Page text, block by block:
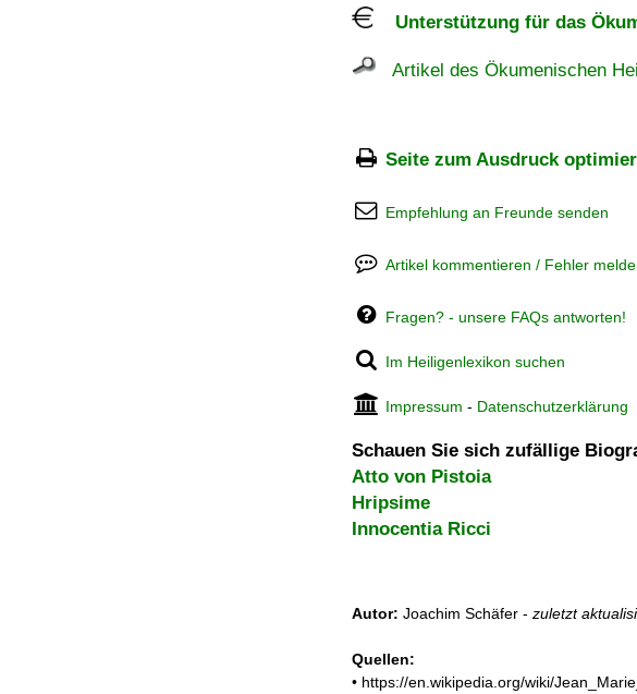
Unterstützung für das
Artikel des Ökumenischen
Seite zum Ausdruck
Empfehlung an Freunde senden
Artikel kommentieren / Fehler
Fragen? - unsere FAQs antworten!
Im Heiligenlexikon suchen
Impressum - Datenschutzerklärung
Schauen Sie sich zufällige
Atto von Pistoia
Hripsime
Innocentia Ricci
Autor: Joachim Schäfer - zuletzt
Quellen:
• https://en.wikipedia.org/wiki/